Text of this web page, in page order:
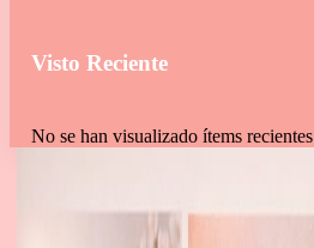
Visto Reciente
No se han visualizado ítems recientes